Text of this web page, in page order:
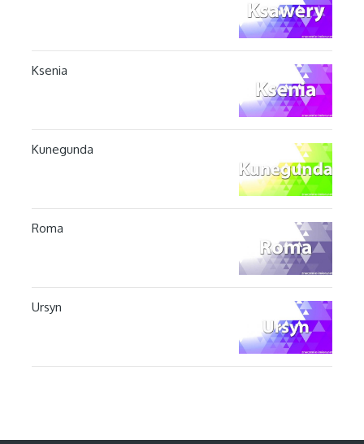
Ksenia
Kunegunda
Roma
Ursyn